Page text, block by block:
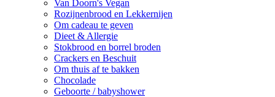
Van Doorn's Vegan
Rozijnenbrood en Lekkernijen
Om cadeau te geven
Dieet & Allergie
Stokbrood en borrel broden
Crackers en Beschuit
Om thuis af te bakken
Chocolade
Geboorte / babyshower